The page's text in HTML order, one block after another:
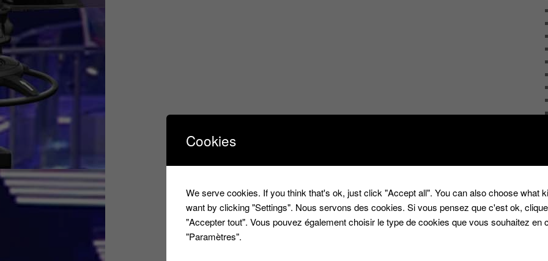
Cookies
We serve cookies. If you think that's ok, just click "Accept all". You can also choose what
want by clicking "Settings". Nous servons des cookies. Si vous pensez que c'est ok,
"Accepter tout". Vous pouvez également choisir le type de cookies que vous souhaitez en
"Paramètres".